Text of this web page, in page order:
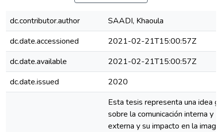
dc.contributor.author
SAADI, Khaoula
dc.date.accessioned
2021-02-21T15:00:57Z
dc.date.available
2021-02-21T15:00:57Z
dc.date.issued
2020
Esta tesis representa una idea
sobre la comunicación interna y
externa y su impacto en la